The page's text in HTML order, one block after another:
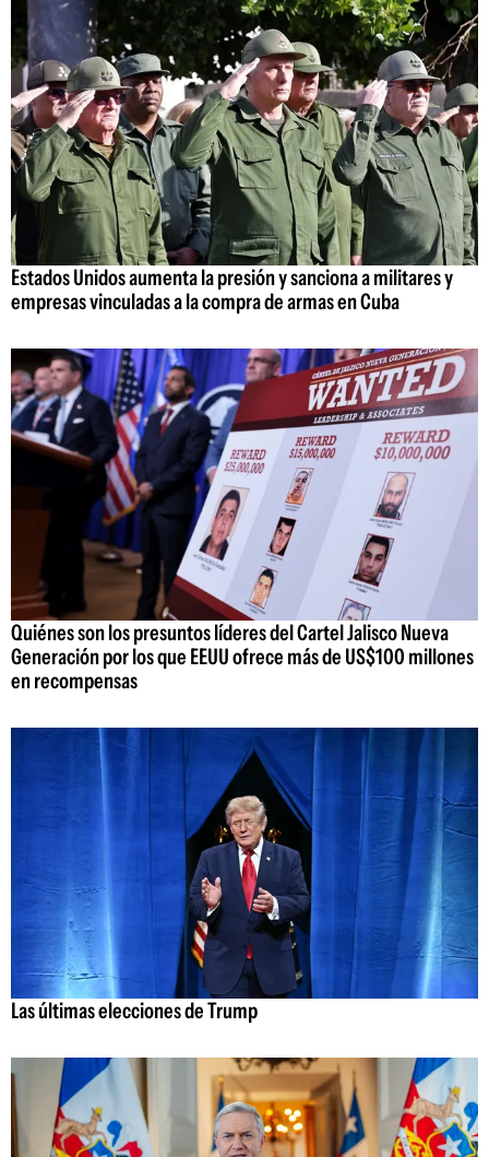
Estados Unidos aumenta la presión y sanciona a militares y
empresas vinculadas a la compra de armas en Cuba
Quiénes son los presuntos líderes del Cartel Jalisco Nueva
Generación por los que EEUU ofrece más de US$100 millones
en recompensas
Las últimas elecciones de Trump